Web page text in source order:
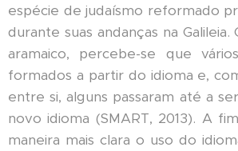
espécie de judaísmo reformado
durante suas andanças na
aramaico, percebe-se que
formados a partir do idioma e,
entre si, alguns passaram até a
novo idioma (SMART, 2013). A
maneira mais clara o uso do